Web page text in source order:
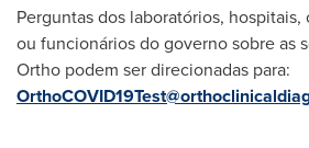
Perguntas dos laboratórios,
ou funcionários do governo sobre as
Ortho podem ser direcionadas para: